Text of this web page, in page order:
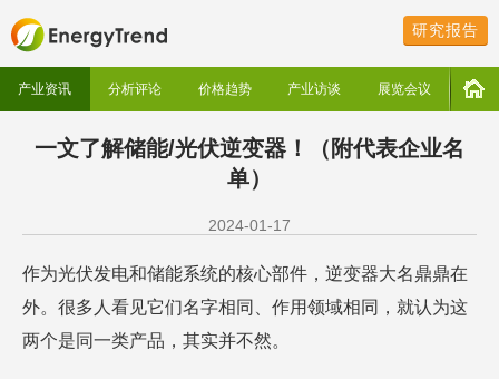
研究报告
产业资讯 分析评论 价格趋势 产业访谈 展览会议
一文了解储能/光伏逆变器！（附代表企业名
单）
2024-01-17
作为光伏发电和储能系统的核心部件，逆变器大名鼎鼎在
外。很多人看见它们名字相同、作用领域相同，就认为这
两个是同一类产品，其实并不然。